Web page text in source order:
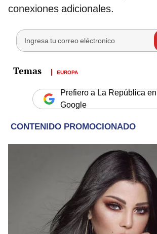
conexiones adicionales.
EUROPA
Prefiero a La República en
Google